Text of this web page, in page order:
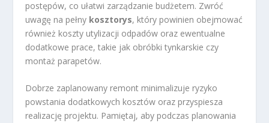
postępów, co ułatwi zarządzanie budżetem. Zwróć
uwagę na pełny kosztorys, który powinien obejmować
również koszty utylizacji odpadów oraz ewentualne
dodatkowe prace, takie jak obróbki tynkarskie czy
montaż parapetów.
Dobrze zaplanowany remont minimalizuje ryzyko
powstania dodatkowych kosztów oraz przyspiesza
realizację projektu. Pamiętaj, aby podczas planowania